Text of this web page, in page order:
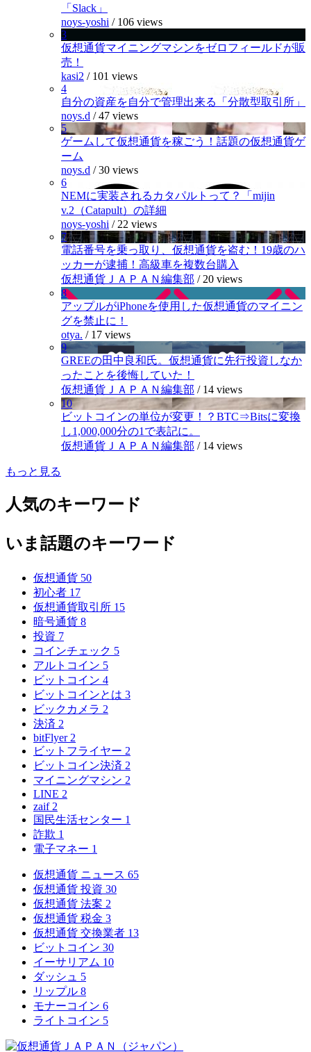
「Slack」
noys-yoshi / 106 views
3
仮想通貨マイニングマシンをゼロフィールドが販
売！
kasi2 / 101 views
4
自分の資産を自分で管理出来る「分散型取引所」
noys.d /47 views
5
ゲームして仮想通貨を稼ごう！話題の仮想通貨ゲ
ーム
noys.d /30 views
6
NEMに実装されるカタパルトって？「mijin
v.2（Catapult）の詳細
noys-yoshi / 22 views
7
電話番号を乗っ取り、仮想通貨を盗む！19歳のハ
ッカーが逮捕！高級車を複数台購入
仮想通貨ＪＡＰＡＮ編集部 / 20 views
8
アップルがiPhoneを使用した仮想通貨のマイニン
グを禁止に！
otya. / 17 views
9
GREEの田中良和氏。仮想通貨に先行投資しなか
ったことを後悔していた！
仮想通貨ＪＡＰＡＮ編集部 / 14 views
10
ビットコインの単位が変更！？BTC⇒Bitsに変換
し1,000,000分の1で表記に。
仮想通貨ＪＡＰＡＮ編集部 / 14 views
もっと見る
人気のキーワード
いま話題のキーワード
仮想通貨 50
初心者 17
仮想通貨取引所 15
暗号通貨 8
投資 7
コインチェック 5
アルトコイン 5
ビットコイン 4
ビットコインとは 3
ビックカメラ 2
決済 2
bitFlyer 2
ビットフライヤー 2
ビットコイン決済 2
マイニングマシン 2
LINE 2
zaif 2
国民生活センター 1
詐欺 1
電子マネー 1
仮想通貨 ニュース 65
仮想通貨 投資 30
仮想通貨 法案 2
仮想通貨 税金 3
仮想通貨 交換業者 13
ビットコイン 30
イーサリアム 10
ダッシュ 5
リップル 8
モナーコイン 6
ライトコイン 5